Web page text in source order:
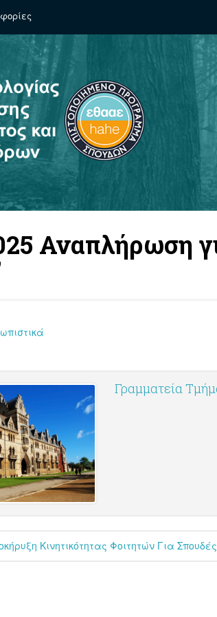
Αναπλήρωση
Γραμματεία
Κινητικότητας Φοιτητών Για